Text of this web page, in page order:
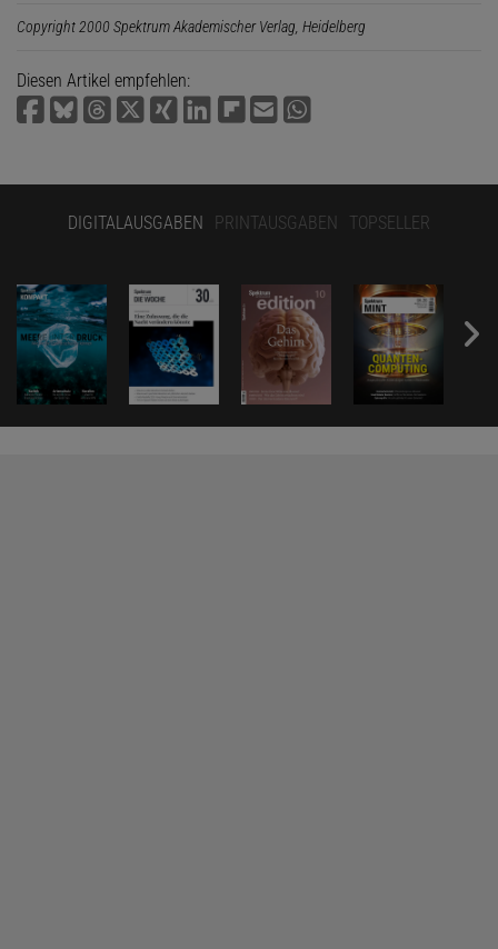
Copyright 2000 Spektrum Akademischer Verlag, Heidelberg
Diesen Artikel empfehlen:
DIGITALAUSGABEN PRINTAUSGABEN TOPSELLER